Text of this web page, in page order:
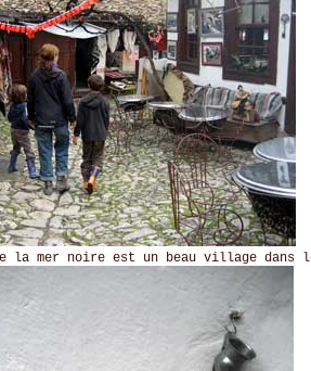
la mer noire est un beau village dans